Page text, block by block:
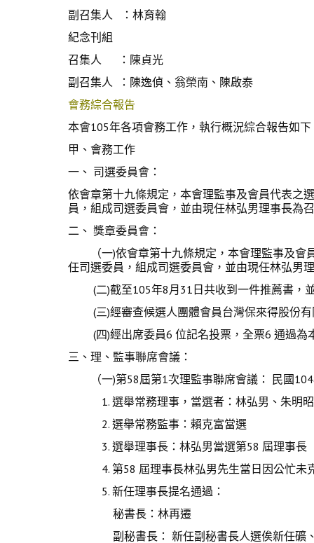
副召集人 ：林育翰
紀念刊組
召集人 ：陳貞光
副召集人 ：陳逸偵、翁榮南、陳啟泰
會務綜合報告
本會105年各項會務工作，執行概況綜合報告如下
甲、會務工作
一、 司選委員會：
依會章第十九條規定，本會理監事及會員代表之
員，組成司選委員會，並由現任林弘男理事長為
二、 獎章委員會：
（一)依會章第十九條規定，本會理監事及會
任司選委員，組成司選委員會，並由現任林弘男
(二)截至105年8月31日共收到一件推薦書，
(三)經審查候選人團體會員台灣保來得股份有
(四)經出席委員6 位記名投票，全票6 通過為
三、理、監事聯席會議：
（一)第58屆第1次理監事聯席會議： 民國104
1. 選舉常務理事，當選者：林弘男、朱明昭
2. 選舉常務監事：賴克富當選
3. 選舉理事長：林弘男當選第58 屆理事長
4. 第58 屆理事長林弘男先生當日因公忙未克
5. 新任理事長提名通過：
秘書長：林再遷
副秘書長： 新任副秘書長人選俟新任礦、